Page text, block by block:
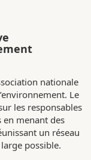
nationale
Le
les responsables
menant des
un réseau
possible.